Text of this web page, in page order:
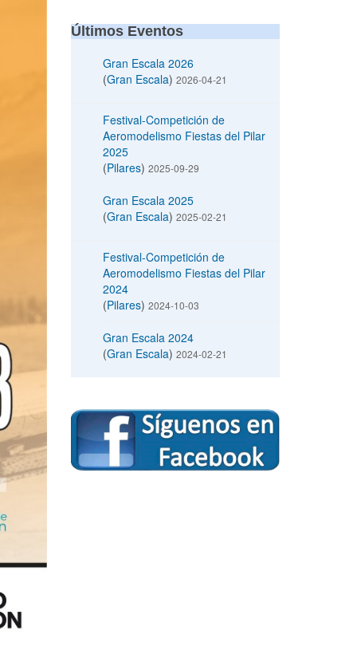
Últimos Eventos
Gran Escala 2026
(Gran Escala) 2026-04-21
Festival-Competición de
Aeromodelismo Fiestas del Pilar
2025
(Pilares) 2025-09-29
Gran Escala 2025
(Gran Escala) 2025-02-21
Festival-Competición de
Aeromodelismo Fiestas del Pilar
2024
(Pilares) 2024-10-03
Gran Escala 2024
(Gran Escala) 2024-02-21